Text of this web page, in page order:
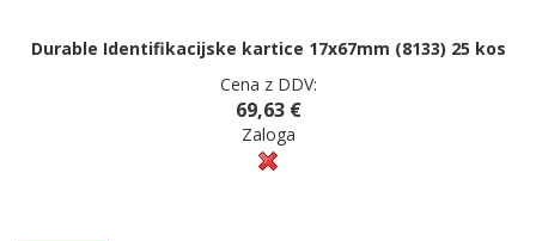
Durable Identifikacijske kartice 17x67mm (8133) 25 kos
Cena z DDV:
69,63 €
Zaloga